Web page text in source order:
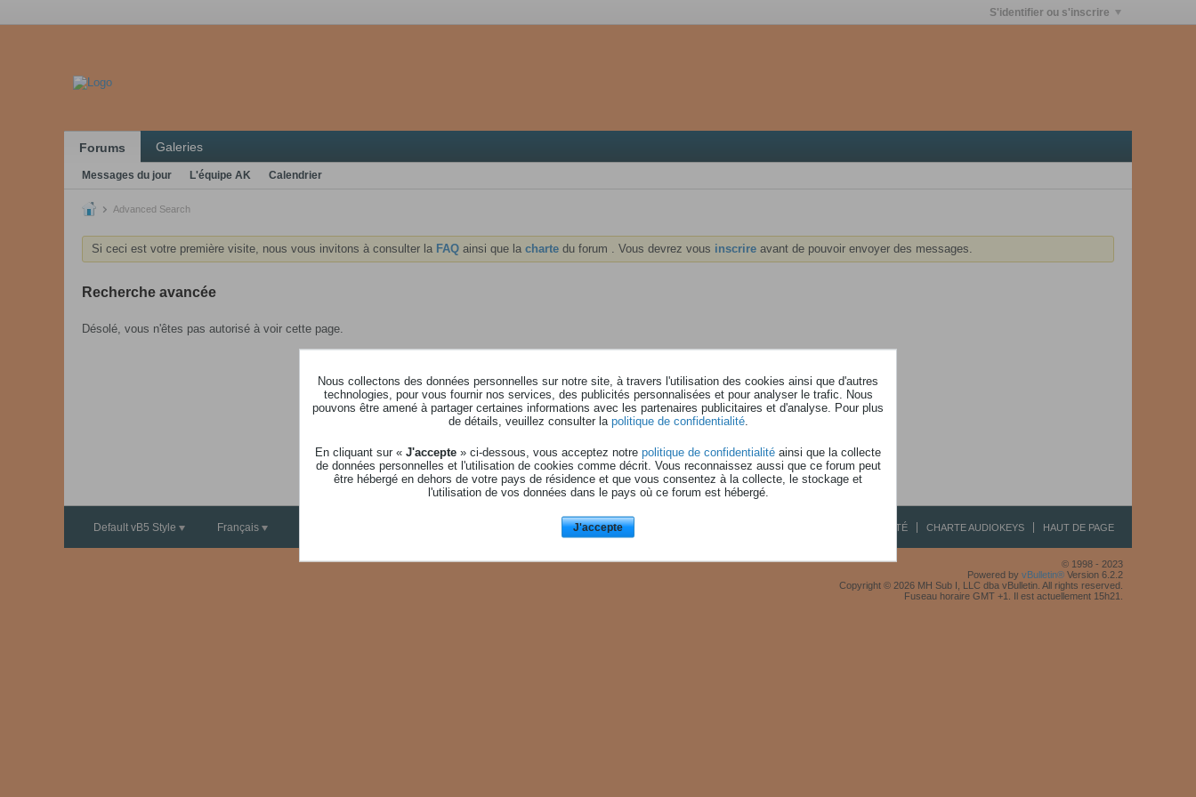
S'identifier ou s'inscrire
Forums Galeries
Messages du jour L'équipe AK Calendrier
Advanced Search
Si ceci est votre première visite, nous vous invitons à consulter la FAQ ainsi que la charte du forum . Vous devrez vous inscrire avant de pouvoir envoyer des messages.
Recherche avancée
Désolé, vous n'êtes pas autorisé à voir cette page.
Default vB5 Style Français CONFIDENTIALITÉ CHARTE AUDIOKEYS HAUT DE PAGE
© 1998 - 2023
Powered by vBulletin® Version 6.2.2
Copyright © 2026 MH Sub I, LLC dba vBulletin. All rights reserved.
Fuseau horaire GMT +1. Il est actuellement 15h21.
Nous collectons des données personnelles sur notre site, à travers l'utilisation des cookies ainsi que d'autres
technologies, pour vous fournir nos services, des publicités personnalisées et pour analyser le trafic. Nous
pouvons être amené à partager certaines informations avec les partenaires publicitaires et d'analyse. Pour plus
de détails, veuillez consulter la politique de confidentialité.
En cliquant sur « J'accepte » ci-dessous, vous acceptez notre politique de confidentialité ainsi que la collecte
de données personnelles et l'utilisation de cookies comme décrit. Vous reconnaissez aussi que ce forum peut
être hébergé en dehors de votre pays de résidence et que vous consentez à la collecte, le stockage et
l'utilisation de vos données dans le pays où ce forum est hébergé.
J'accepte